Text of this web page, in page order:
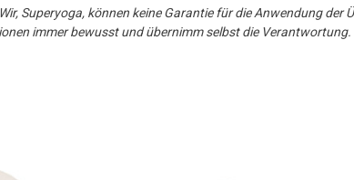
Superyoga, können keine Garantie für die Anwendung
immer bewusst und übernimm selbst die Verantwortung.